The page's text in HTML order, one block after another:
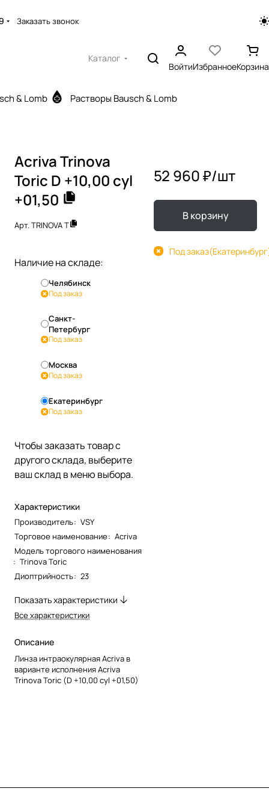
Заказать звонок
Каталог
ВойтиИзбранноеКорзина
& Lomb Растворы Bausch & Lomb
Acriva Trinova
Toric D +10,00 cyl
+01,50
Арт.TRINOVA T
Наличие на складе:
Челябинск
Под заказ
Санкт-
Петербург
Под заказ
Москва
Под заказ
Екатеринбург
Под заказ
Чтобы заказать товар с
другого склада, выберите
ваш склад в меню выбора.
Характеристики
Производитель: VSY
Торговое наименование: Acriva
Модель торгового наименования
: Trinova Toric
Диоптрийность: 23
Показать характеристики
Все характеристики
Описание
Линза интраокулярная Acriva в
варианте исполнения Acriva
Trinova Toric (D +10,00 cyl +01,50)
52 960 ₽/шт
В корзину
Под заказ